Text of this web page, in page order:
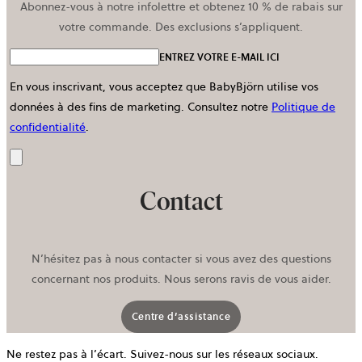
Abonnez-vous à notre infolettre et obtenez 10 % de rabais sur
votre commande. Des exclusions s’appliquent.
ENTREZ VOTRE E-MAIL ICI
En vous inscrivant, vous acceptez que BabyBjörn utilise vos
données à des fins de marketing. Consultez notre Politique de
confidentialité.
Contact
N’hésitez pas à nous contacter si vous avez des questions
concernant nos produits. Nous serons ravis de vous aider.
Centre d’assistance
Ne restez pas à l’écart. Suivez-nous sur les réseaux sociaux.